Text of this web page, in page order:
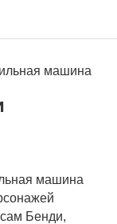
машина
машина
Бенди,